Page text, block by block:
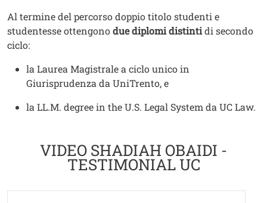
Al termine del percorso doppio titolo studenti e
studentesse ottengonodue diplomi distintidi secondo
ciclo:
la Laurea Magistrale a ciclo unico in
Giurisprudenza da UniTrento, e
la LL.M. degree in the U.S. Legal System da UC Law.
VIDEO SHADIAH OBAIDI -
TESTIMONIAL UC